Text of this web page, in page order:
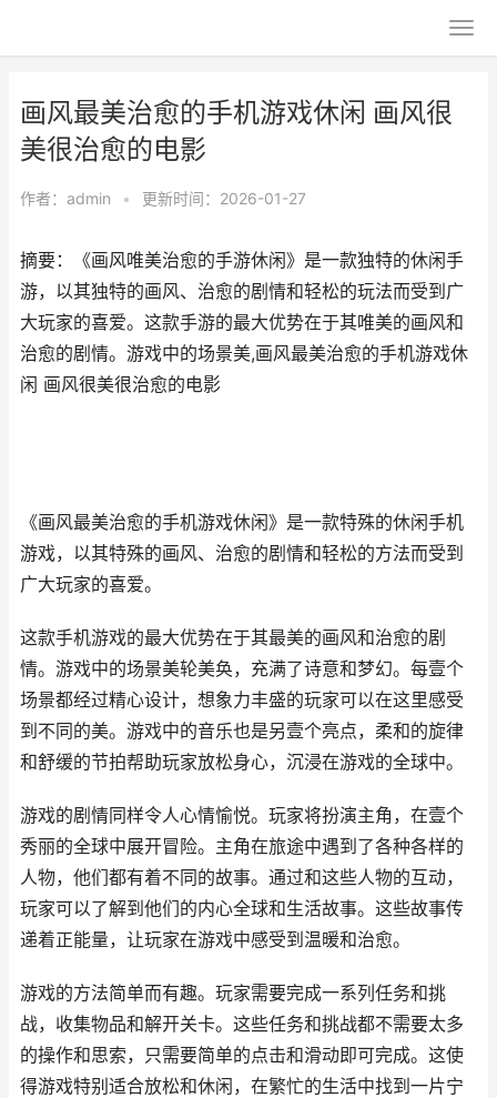
画风最美治愈的手机游戏休闲 画风很
美很治愈的电影
作者： admin • 更新时间：2026-01-27
摘要：《画风唯美治愈的手游休闲》是一款独特的休闲手
游，以其独特的画风、治愈的剧情和轻松的玩法而受到广
大玩家的喜爱。这款手游的最大优势在于其唯美的画风和
治愈的剧情。游戏中的场景美,画风最美治愈的手机游戏休
闲 画风很美很治愈的电影
《画风最美治愈的手机游戏休闲》是一款特殊的休闲手机
游戏，以其特殊的画风、治愈的剧情和轻松的方法而受到
广大玩家的喜爱。
这款手机游戏的最大优势在于其最美的画风和治愈的剧
情。游戏中的场景美轮美奂，充满了诗意和梦幻。每壹个
场景都经过精心设计，想象力丰盛的玩家可以在这里感受
到不同的美。游戏中的音乐也是另壹个亮点，柔和的旋律
和舒缓的节拍帮助玩家放松身心，沉浸在游戏的全球中。
游戏的剧情同样令人心情愉悦。玩家将扮演主角，在壹个
秀丽的全球中展开冒险。主角在旅途中遇到了各种各样的
人物，他们都有着不同的故事。通过和这些人物的互动，
玩家可以了解到他们的内心全球和生活故事。这些故事传
递着正能量，让玩家在游戏中感受到温暖和治愈。
游戏的方法简单而有趣。玩家需要完成一系列任务和挑
战，收集物品和解开关卡。这些任务和挑战都不需要太多
的操作和思索，只需要简单的点击和滑动即可完成。这使
得游戏特别适合放松和休闲，在繁忙的生活中找到一片宁